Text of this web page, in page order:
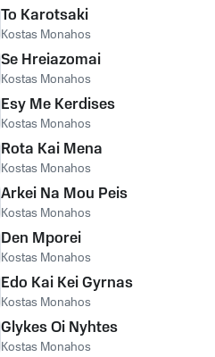
To Karotsaki
Kostas Monahos
Se Hreiazomai
Kostas Monahos
Esy Me Kerdises
Kostas Monahos
Rota Kai Mena
Kostas Monahos
Arkei Na Mou Peis
Kostas Monahos
Den Mporei
Kostas Monahos
Edo Kai Kei Gyrnas
Kostas Monahos
Glykes Oi Nyhtes
Kostas Monahos